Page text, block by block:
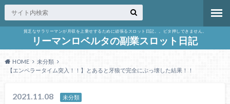
貧乏なサラリーマンが月収を上乗せするために頑張るスロット日記。。ビタ押しできません。
リーマンロベルタの副業スロット日記
HOME
未分類
【エンペラータイム突入！！】とあると牙狼で完全にぶっ壊した結果！！
2021.11.08 未分類